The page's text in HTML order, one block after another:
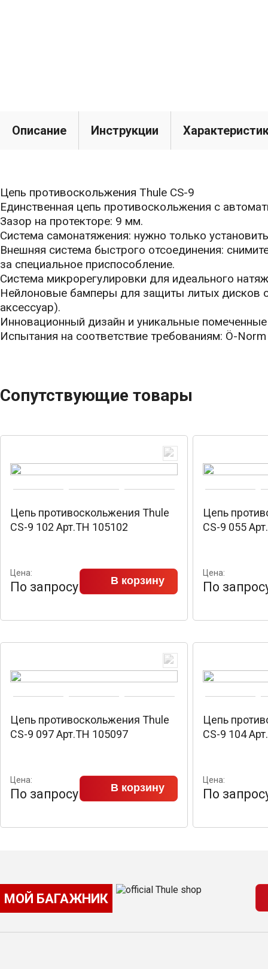
Описание Инструкции
Цепь противоскольжения Thule CS-9
Единственная цепь противоскольжения с
Зазор на протекторе: 9 мм.
Система самонатяжения: нужно только
Внешняя система быстрого отсоединения:
за специальное приспособление.
Система микрорегулировки для идеального
Нейлоновые бамперы для защиты литых дисков
аксессуар).
Инновационный дизайн и уникальные
Испытания на соответствие требованиям: Ö-
Сопутствующие товары
Цепь противоскольжения Thule
CS-9 102 Арт.TH 105102
Цена:
По запросу В корзину
Цепь
CS-9 055
Цена:
По
Цепь противоскольжения Thule
CS-9 097 Арт.TH 105097
Цена:
По запросу В корзину
Цепь
CS-9 104
Цена:
По
МОЙ БАГАЖНИК